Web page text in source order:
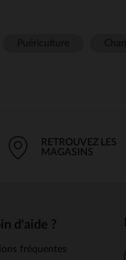
RETROUVEZ LES
MAGASINS
d'aide ?
fréquentes